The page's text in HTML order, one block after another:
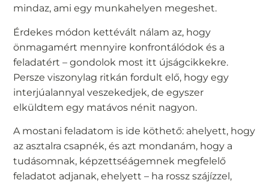
mindaz, ami egy munkahelyen megeshet.
Érdekes módon kettévált nálam az, hogy
önmagamért mennyire konfrontálódok és a
feladatért – gondolok most itt újságcikkekre.
Persze viszonylag ritkán fordult elő, hogy egy
interjúalannyal veszekedjek, de egyszer
elküldtem egy matávos nénit nagyon.
A mostani feladatom is ide köthető: ahelyett, hogy
az asztalra csapnék, és azt mondanám, hogy a
tudásomnak, képzettséágemnek megfelelő
feladatot adjanak, ehelyett – ha rossz szájízzel,